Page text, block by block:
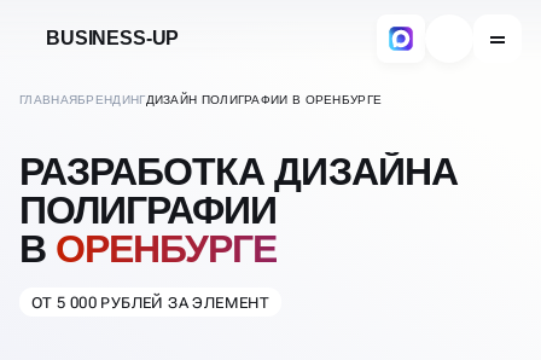
BUSINESS-UP
ГЛАВНАЯБРЕНДИНГДИЗАЙН ПОЛИГРАФИИ В ОРЕНБУРГЕ
РАЗРАБОТКА ДИЗАЙНА
ПОЛИГРАФИИ
В ОРЕНБУРГЕ
ОТ 5 000 РУБЛЕЙ ЗА ЭЛЕМЕНТ